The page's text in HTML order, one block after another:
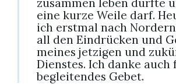
eine kurze Weile darf.
ich erstmal nach
all den Eindrücken und
meines jetzigen und
Dienstes. Ich danke auch
begleitendes Gebet.